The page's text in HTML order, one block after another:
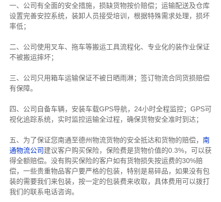
一、公司有全面的安全措施，损缺货物按价赔偿；运输配送及仓库
设置完善安控系统，装卸人员接受培训，根据特殊需求处理，损坏
率低；
二、公司使用叉车、拖车等搬运工具流程化、专业化的装作业保证
不被搬运摔坏；
三、公司只用箱车运输保证不被日晒雨淋；签订物流合同货损赔偿
有保障。
四、公司自备车辆，安装车载GPS导航，24小时全程监控；GPS可
视化追踪系统，实时监控运输全过程，确保货物安全准时到达；
五、为了保证您南通至德州物流货物的安全抵达和货物的赔偿， 南
通物流公司建议客户购买保险，保险费是货物价值的0.3%，可以获
得全额赔偿。没有购买保险的客户如有货物损失按运费的30%赔
偿，一些贵重物品客户要严格的包装，特别是易碎品，如果没有包
装的需要我们来包装，按一定的包装费来收取，具体费用可以拨打
我们的联系电话咨询。